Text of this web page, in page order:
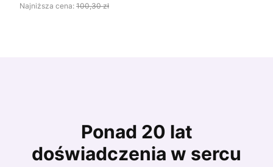
Najniższa cena: 100,30 zł
Ponad 20 lat
doświadczenia w sercu